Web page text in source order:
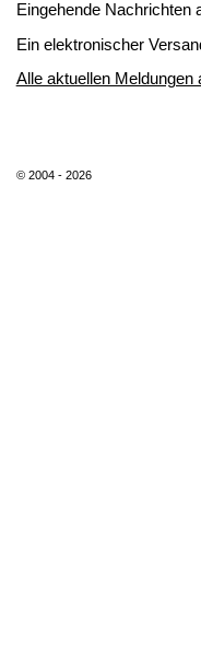
Eingehende Nachrichten
Ein elektronischer
Alle aktuellen Meldungen
© 2004 - 2026